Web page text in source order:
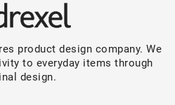
product design company. We
to everyday items through
design.